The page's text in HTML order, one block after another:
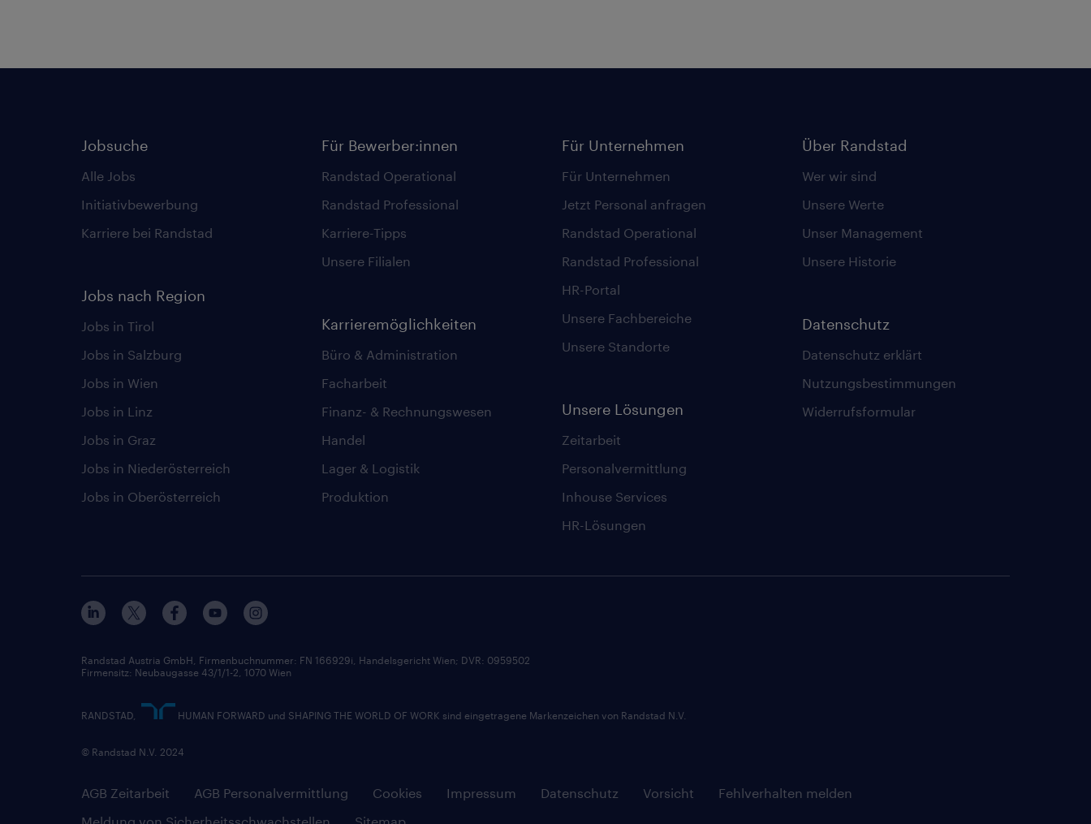
Jobsuche
Alle Jobs
Initiativbewerbung
Karriere bei Randstad
Jobs nach Region
Jobs in Tirol
Jobs in Salzburg
Jobs in Wien
Jobs in Linz
Jobs in Graz
Jobs in Niederösterreich
Jobs in Oberösterreich
Für Bewerber:innen
Randstad Operational
Randstad Professional
Karriere-Tipps
Unsere Filialen
Karrieremöglichkeiten
Büro & Administration
Facharbeit
Finanz- & Rechnungswesen
Handel
Lager & Logistik
Produktion
Für Unternehmen
Für Unternehmen
Jetzt Personal anfragen
Randstad Operational
Randstad Professional
HR-Portal
Unsere Fachbereiche
Unsere Standorte
Unsere Lösungen
Zeitarbeit
Personalvermittlung
Inhouse Services
HR-Lösungen
Über Randstad
Wer wir sind
Unsere Werte
Unser Management
Unsere Historie
Datenschutz
Datenschutz erklärt
Nutzungsbestimmungen
Widerrufsformular
AGB Zeitarbeit AGB Personalvermittlung Cookies Impressum Datenschutz Vorsicht
Fehlverhalten melden
Randstad Austria GmbH, Firmenbuchnummer: FN 166929i, Handelsgericht Wien; DVR: 0959502
Firmensitz: Neubaugasse 43/1/1-2, 1070 Wien
RANDSTAD, HUMAN FORWARD und SHAPING THE WORLD OF WORK sind eingetragene Markenzeichen von Randstad N.V.
© Randstad N.V. 2024